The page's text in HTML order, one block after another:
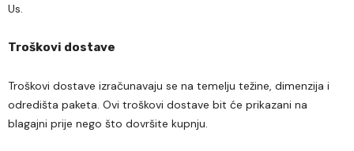
Us.
Troškovi dostave
Troškovi dostave izračunavaju se na temelju težine, dimenzija i
odredišta paketa. Ovi troškovi dostave bit će prikazani na
blagajni prije nego što dovršite kupnju.